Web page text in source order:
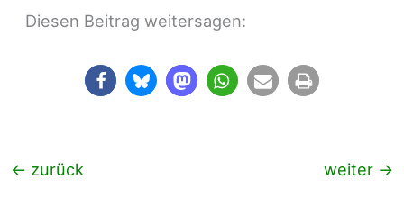
Diesen Beitrag weitersagen:
← zurück weiter →